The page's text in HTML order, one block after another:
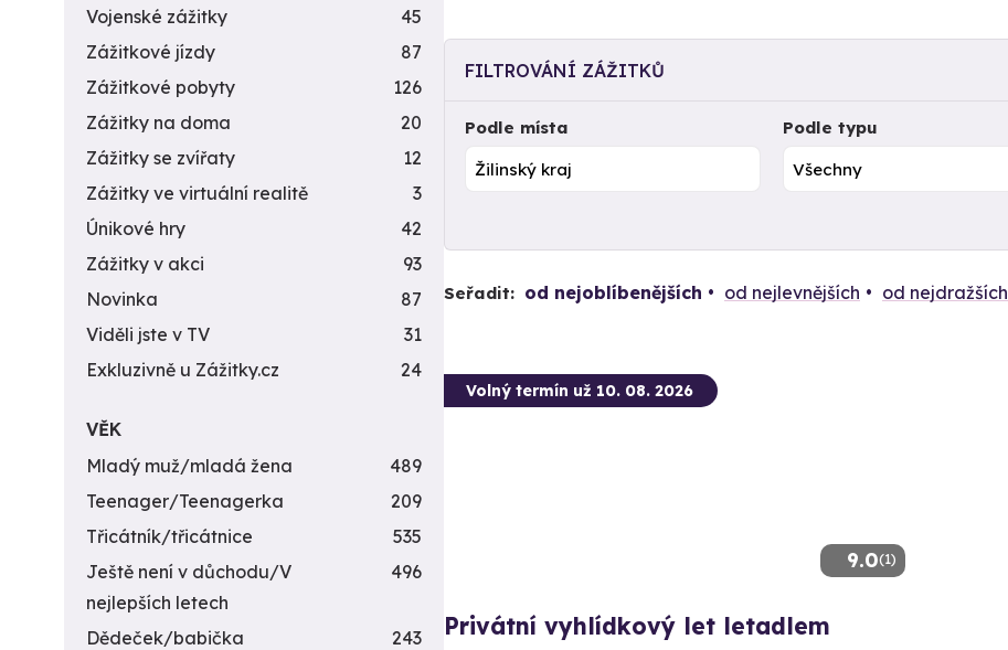
FILTROVÁNÍ ZÁŽITKŮ
Podle místa Podle typu
Seřadit: od nejoblíbenějších od nejlevnějších od nejdražších
9.0(1)
Volný termín už 10. 08. 2026
Privátní vyhlídkový let letadlem
Vojenské zážitky
45
Zážitkové jízdy
87
Zážitkové pobyty
126
Zážitky na doma
20
Zážitky se zvířaty
12
Zážitky ve virtuální realitě
3
Únikové hry
42
Zážitky v akci
93
Novinka
87
Viděli jste v TV
31
Exkluzivně u Zážitky.cz
24
VĚK
Mladý muž/mladá žena
489
Teenager/Teenagerka
209
Třicátník/třicátnice
535
Ještě není v důchodu/V
nejlepších letech
496
Dědeček/babička
243